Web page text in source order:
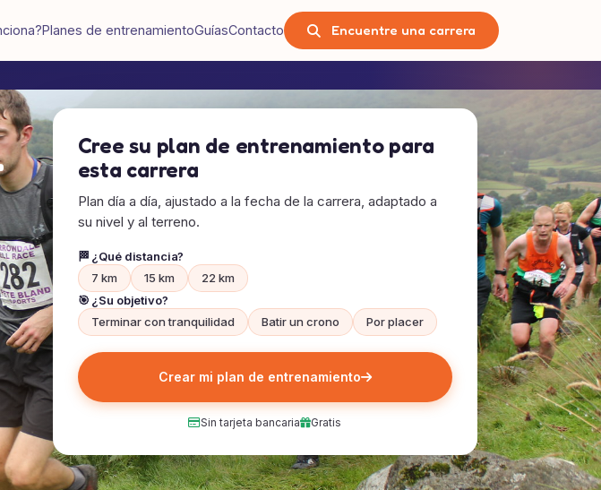
Planes de entrenamientoGuíasContacto Encuentre una carrera
Cree su plan de entrenamiento para
esta carrera
Plan día a día, ajustado a la fecha de la carrera, adaptado a
su nivel y al terreno.
🏁 ¿Qué distancia?
7 km
15 km
22 km
🎯 ¿Su objetivo?
Terminar con tranquilidad
Batir un crono Por placer
Crear mi plan de entrenamiento
Sin tarjeta bancaria Gratis